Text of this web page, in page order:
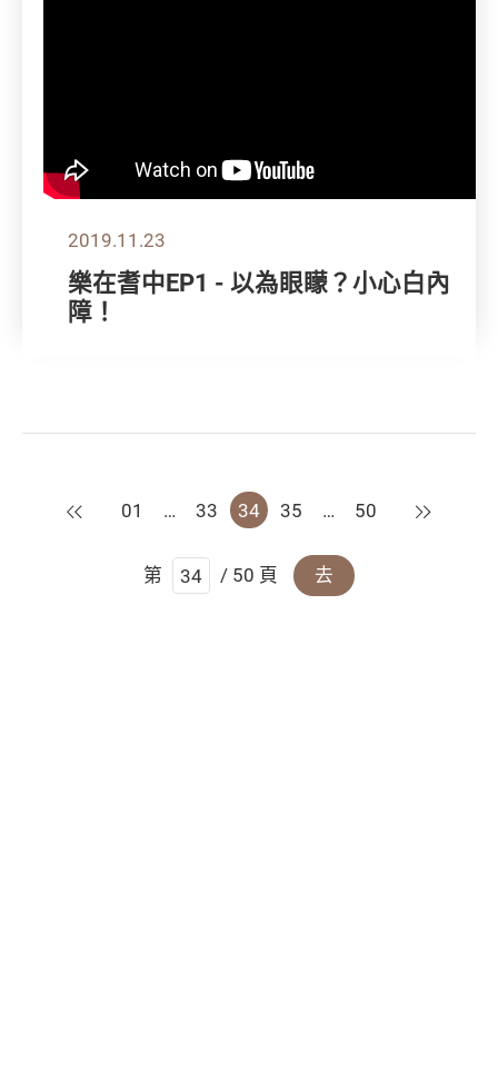
2019.11.23
樂在耆中EP1 - 以為眼矇？小心白內
障！
上一頁
01 … 33 34 35 … 50 下一頁
第 / 50 頁 去